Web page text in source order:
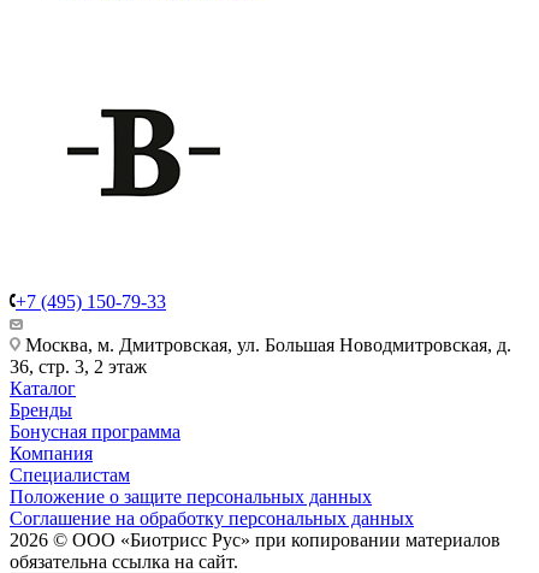
+7 (495) 150-79-33
Москва, м. Дмитровская, ул. Большая Новодмитровская, д.
36, стр. 3, 2 этаж
Каталог
Бренды
Бонусная программа
Компания
Специалистам
Положение о защите персональных данных
Соглашение на обработку персональных данных
2026 © ООО «Биотрисс Рус» при копировании материалов
обязательна ссылка на сайт.